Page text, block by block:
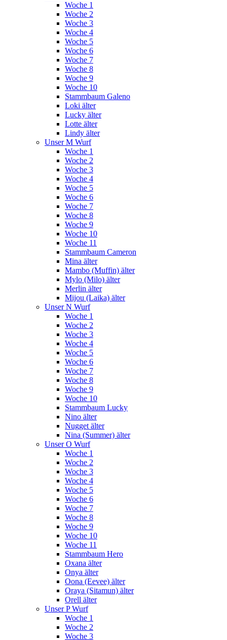
Woche 1
Woche 2
Woche 3
Woche 4
Woche 5
Woche 6
Woche 7
Woche 8
Woche 9
Woche 10
Stammbaum Galeno
Loki älter
Lucky älter
Lotte älter
Lindy älter
Unser M Wurf
Woche 1
Woche 2
Woche 3
Woche 4
Woche 5
Woche 6
Woche 7
Woche 8
Woche 9
Woche 10
Woche 11
Stammbaum Cameron
Mina älter
Mambo (Muffin) älter
Mylo (Milo) älter
Merlin älter
Mijou (Laika) älter
Unser N Wurf
Woche 1
Woche 2
Woche 3
Woche 4
Woche 5
Woche 6
Woche 7
Woche 8
Woche 9
Woche 10
Stammbaum Lucky
Nino älter
Nugget älter
Nina (Summer) älter
Unser O Wurf
Woche 1
Woche 2
Woche 3
Woche 4
Woche 5
Woche 6
Woche 7
Woche 8
Woche 9
Woche 10
Woche 11
Stammbaum Hero
Oxana älter
Onya älter
Oona (Eevee) älter
Oraya (Sitamun) älter
Orell älter
Unser P Wurf
Woche 1
Woche 2
Woche 3